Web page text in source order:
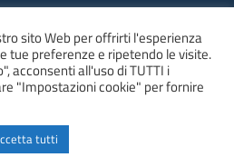
Privacy
sito Web per offrirti l'esperienza
tue preferenze e ripetendo le visite.
acconsenti all'uso di TUTTI i
"Impostazioni cookie" per fornire
tutti